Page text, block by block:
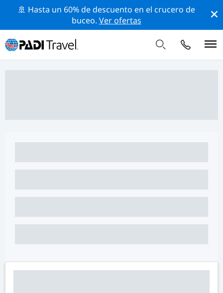
🚢 Hasta un 60% de descuento en el crucero de
buceo. Ver ofertas